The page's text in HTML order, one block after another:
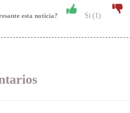
esta noticia? Si (1)